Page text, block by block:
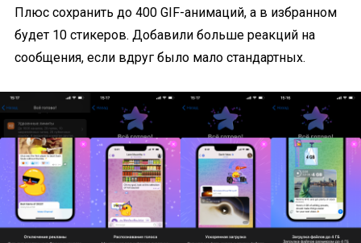
Плюс сохранить до 400 GIF-анимаций, а в избранном
будет 10 стикеров. Добавили больше реакций на
сообщения, если вдруг было мало стандартных.